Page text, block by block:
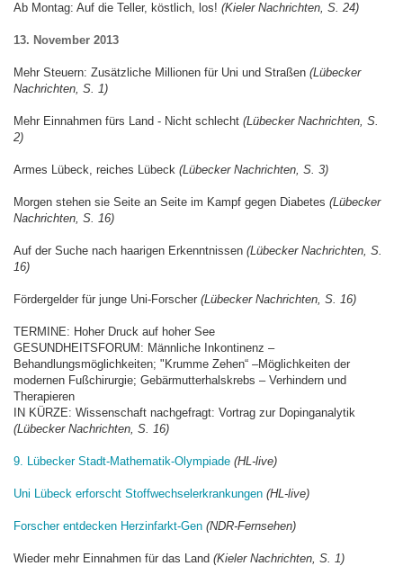
Ab Montag: Auf die Teller, köstlich, los! (Kieler Nachrichten, S. 24)
13. November 2013
Mehr Steuern: Zusätzliche Millionen für Uni und Straßen (Lübecker
Nachrichten, S. 1)
Mehr Einnahmen fürs Land - Nicht schlecht (Lübecker Nachrichten, S.
2)
Armes Lübeck, reiches Lübeck (Lübecker Nachrichten, S. 3)
Morgen stehen sie Seite an Seite im Kampf gegen Diabetes (Lübecker
Nachrichten, S. 16)
Auf der Suche nach haarigen Erkenntnissen (Lübecker Nachrichten, S.
16)
Fördergelder für junge Uni-Forscher (Lübecker Nachrichten, S. 16)
TERMINE: Hoher Druck auf hoher See
GESUNDHEITSFORUM: Männliche Inkontinenz –
Behandlungsmöglichkeiten; "Krumme Zehen“ –Möglichkeiten der
modernen Fußchirurgie; Gebärmutterhalskrebs – Verhindern und
Therapieren
IN KÜRZE: Wissenschaft nachgefragt: Vortrag zur Dopinganalytik
(Lübecker Nachrichten, S. 16)
9. Lübecker Stadt-Mathematik-Olympiade (HL-live)
Uni Lübeck erforscht Stoffwechselerkrankungen (HL-live)
Forscher entdecken Herzinfarkt-Gen (NDR-Fernsehen)
Wieder mehr Einnahmen für das Land (Kieler Nachrichten, S. 1)